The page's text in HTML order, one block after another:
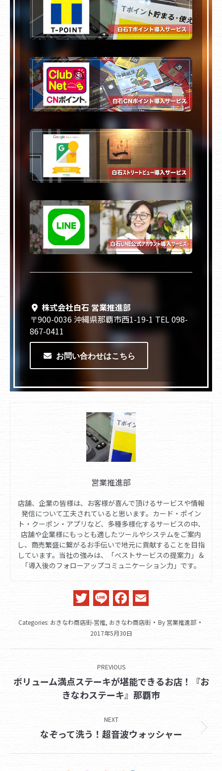
株式会社白石 営業推進部
〒900-0036 沖縄県那覇市西1-19-1 TEL 098-
867-0411
お問い合わせはこちら
営業推進部
店舗、企業の皆様は、お客様が喜んで頂けるサービスや情報
発信について工夫されていると思います。カード・ポイン
ト・クーポン・アプリなど、多種多様化するサービスの中、
店舗や企業様にもっとも適したツールやシステムをご案内
し、商売繁盛に繋がるお手伝いで地元に貢献することを目指
しています。当社の強みは、「ベストサービスの提案力」＆
「導入後のフォローアップコミュニケーション力」です。
Twitter
LineFacebook
Categories: おきなわ商店街-営推, おきなわ商店街 By 営業推進部
2017年5月30日
PREVIOUS
Previous
post:
ボリューム満点ステーキが堪能できるお店！『お
きなわステーキ』那覇市
NEXT
Next
なぞって洗う！超音波ウォッシャー